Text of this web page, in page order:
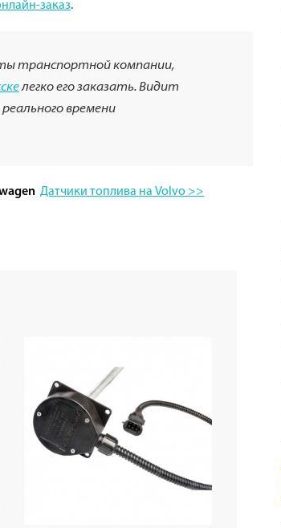
заказ.
транспортной компании,
легко его заказать. Видит
времени
Датчики топлива на Volvo >>